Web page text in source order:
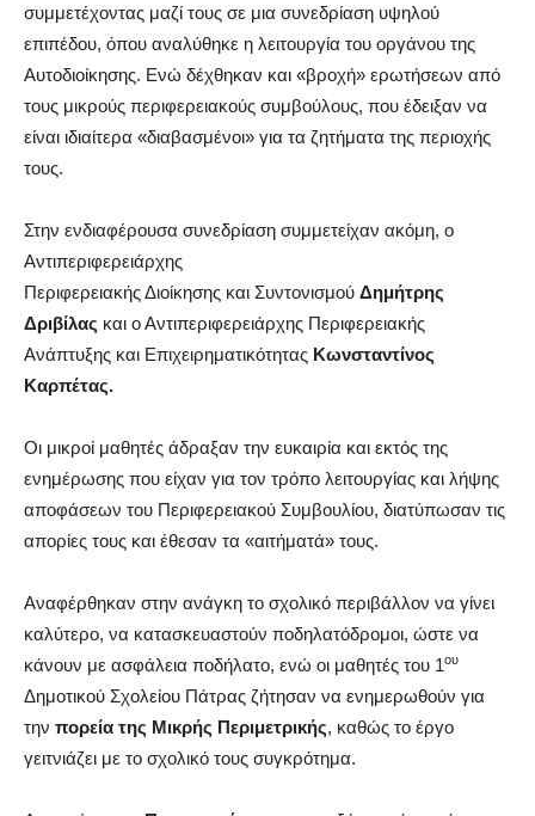
συμμετέχοντας μαζί τους σε μια συνεδρίαση υψηλού
επιπέδου, όπου αναλύθηκε η λειτουργία του οργάνου της
Αυτοδιοίκησης. Ενώ δέχθηκαν και «βροχή» ερωτήσεων από
τους μικρούς περιφερειακούς συμβούλους, που έδειξαν να
είναι ιδιαίτερα «διαβασμένοι» για τα ζητήματα της περιοχής
τους.
Στην ενδιαφέρουσα συνεδρίαση συμμετείχαν ακόμη, ο
Αντιπεριφερειάρχης
Περιφερειακής Διοίκησης και Συντονισμού Δημήτρης
Δριβίλας και ο Αντιπεριφερειάρχης Περιφερειακής
Ανάπτυξης και Επιχειρηματικότητας Κωνσταντίνος
Καρπέτας.
Οι μικροί μαθητές άδραξαν την ευκαιρία και εκτός της
ενημέρωσης που είχαν για τον τρόπο λειτουργίας και λήψης
αποφάσεων του Περιφερειακού Συμβουλίου, διατύπωσαν τις
απορίες τους και έθεσαν τα «αιτήματά» τους.
Αναφέρθηκαν στην ανάγκη το σχολικό περιβάλλον να γίνει
καλύτερο, να κατασκευαστούν ποδηλατόδρομοι, ώστε να
κάνουν με ασφάλεια ποδήλατο, ενώ οι μαθητές του 1ου
Δημοτικού Σχολείου Πάτρας ζήτησαν να ενημερωθούν για
την πορεία της Μικρής Περιμετρικής, καθώς το έργο
γειτνιάζει με το σχολικό τους συγκρότημα.